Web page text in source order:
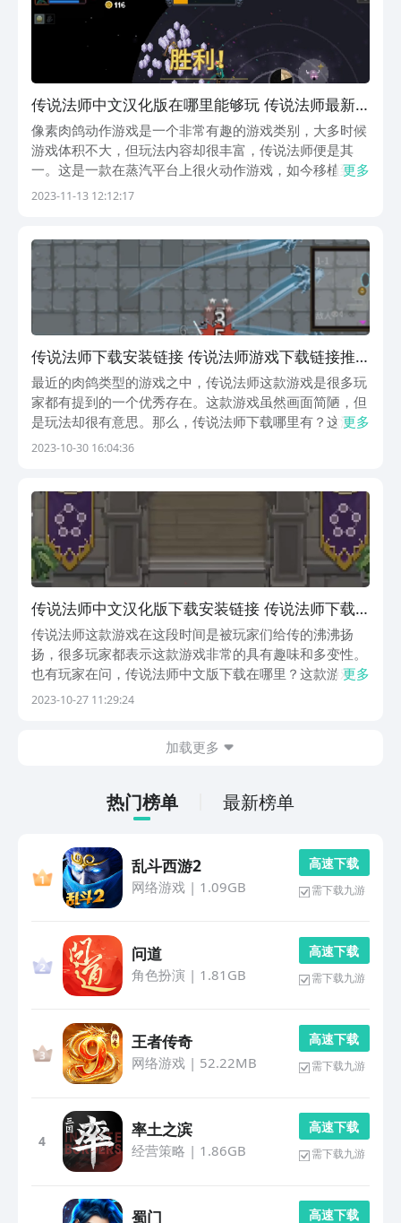
传说法师中文汉化版在哪里能够玩​ 传说法师最新
中文版下载安装链接​
像素肉鸽动作游戏是一个非常有趣的游戏类别，大多时候
游戏体积不大，但玩法内容却很丰富，传说法师便是其
一。这是一款在蒸汽平台上很火动作游戏，如今移植到移
动平台。那么传说法师中文版在哪里可以玩呢？之前的版
法...
更多
2023-11-13 12:12:17
传说法师下载安装链接 传说法师游戏下载链接推
荐
最近的肉鸽类型的游戏之中，传说法师这款游戏是很多玩
家都有提到的一个优秀存在。这款游戏虽然画面简陋，但
是玩法却很有意思。那么，传说法师下载哪里有？这游戏
现阶段已经开始测试了吗？游戏中有哪些非常有趣的玩
#《《《...
更多
2023-10-30 16:04:36
传说法师中文汉化版下载安装链接 传说法师下载
预约渠道盘点
传说法师这款游戏在这段时间是被玩家们给传的沸沸扬
扬，很多玩家都表示这款游戏非常的具有趣味和多变性。
也有玩家在问，传说法师中文版下载在哪里？这款游戏在
现在已经可以下载到了吗？游戏的玩法又有哪些？这些都
更多
2023-10-27 11:29:24
加载更多
热门榜单 最新榜单
乱斗西游2
网络游戏| 1.09GB
高 速 下 载
需下载九游
问道
角色扮演 | 1.81GB
高 速 下 载
需下载九游
王者传奇
网络游戏| 52.22MB
高 速 下 载
需下载九游
4
率土之滨
经营策略 | 1.86GB
高 速 下 载
需下载九游
蜀门 高 速 下 载